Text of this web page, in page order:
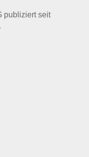
publiziert seit